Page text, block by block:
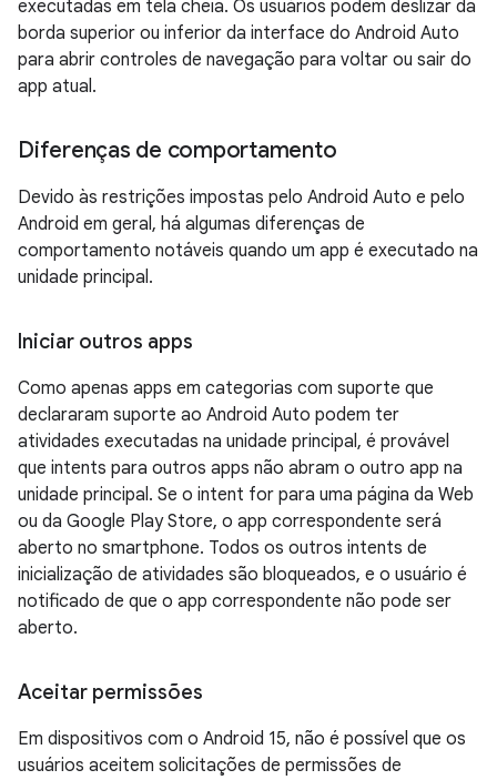
executadas em tela cheia. Os usuários podem deslizar da
borda superior ou inferior da interface do Android Auto
para abrir controles de navegação para voltar ou sair do
app atual.
Diferenças de comportamento
Devido às restrições impostas pelo Android Auto e pelo
Android em geral, há algumas diferenças de
comportamento notáveis quando um app é executado na
unidade principal.
Iniciar outros apps
Como apenas apps em categorias com suporte que
declararam suporte ao Android Auto podem ter
atividades executadas na unidade principal, é provável
que intents para outros apps não abram o outro app na
unidade principal. Se o intent for para uma página da Web
ou da Google Play Store, o app correspondente será
aberto no smartphone. Todos os outros intents de
inicialização de atividades são bloqueados, e o usuário é
notificado de que o app correspondente não pode ser
aberto.
Aceitar permissões
Em dispositivos com o Android 15, não é possível que os
usuários aceitem solicitações de permissões de